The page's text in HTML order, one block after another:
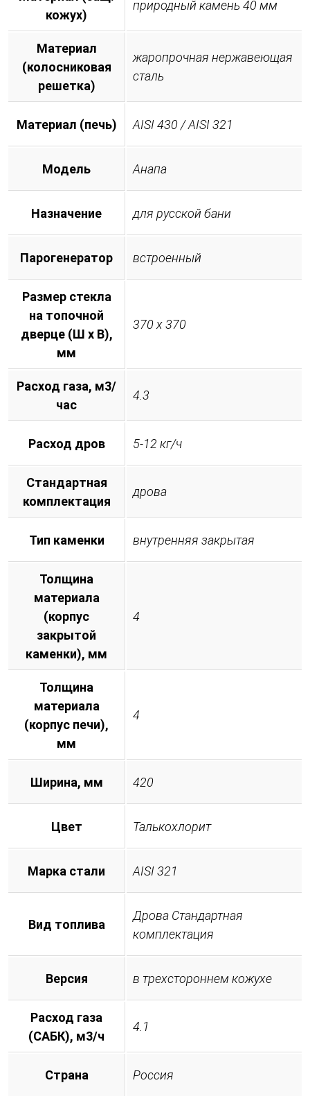
кожух)
природный камень 40 мм
Материал
(колосниковая
решетка)
жаропрочная нержавеющая
сталь
Материал (печь) AISI 430 / AISI 321
Модель Анапа
Назначение для русской бани
Парогенератор встроенный
Размер стекла
на топочной
дверце (Ш х В),
мм
370 х 370
Расход газа, м3/
час
4.3
Расход дров 5-12 кг/ч
Стандартная
комплектация
дрова
Тип каменки внутренняя закрытая
Толщина
материала
(корпус
закрытой
каменки), мм
4
Толщина
материала
(корпус печи),
мм
4
Ширина, мм 420
Цвет Талькохлорит
Марка стали AISI 321
Вид топлива
Дрова Стандартная
комплектация
Версия в трехстороннем кожухе
Расход газа
(САБК), м3/ч
4.1
Страна Россия